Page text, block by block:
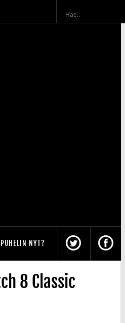
NYT?
8 Classic